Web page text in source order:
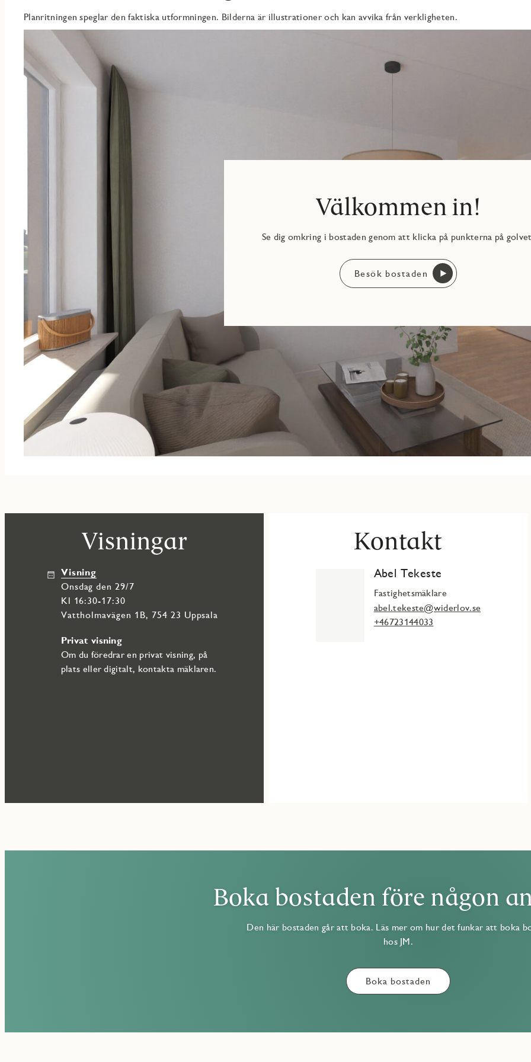
BADRUM
Helkaklat badrum med duschhörna som har dörrar i klarglas. Tvättmaskin och torktumlare från Electrolux. Ovanför
tvättutrustningen finns en praktisk arbetsbänk och förvaring i väggskåp. JMs torkställning John och ytterligare förvaring i kommod
gör det lätt att hålla ordning.
Även här finns möjlighet att sätta din egen prägel på bland annat kakel och klinker med både kostnadsfria tillval och ytterligare
alternativ i olika prisklasser – i inredningsväljaren hittar du alla tillval.
Planritningen speglar den faktiska utformningen. Bilderna är illustrationer och kan avvika från verkligheten.
Välkommen in!
Se dig omkring i bostaden genom att klicka på punkterna på
Besök bostaden
Visningar
Visning
onsdag den 29/7
Kl 16:30-17:30
Vattholmavägen 1B, 754 23 Uppsala
Privat visning
Om du föredrar en privat visning, på
plats eller digitalt, kontakta mäklaren.
Kontakt
Abel Tekeste
Fastighetsmäklare
abel.tekeste@widerlov.se
+46723144033
Boka bostaden före någon
Den här bostaden går att boka. Läs mer om hur det funkar att boka
hos JM.
Boka bostaden